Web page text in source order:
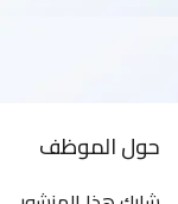
حول الموظف